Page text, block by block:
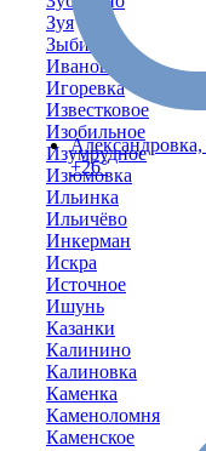
Александровка,
+26°
Зуя
Зыбины
Ивановка
Игоревка
Известковое
Изобильное
Изумрудное
Изюмовка
Ильинка
Ильичёво
Инкерман
Искра
Источное
Ишунь
Казанки
Калинино
Калиновка
Каменка
Каменоломня
Каменское